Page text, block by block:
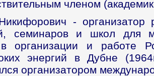
членом
- организатор
семинаров и школ для
в организации и работе
энергий в Дубне
организатором